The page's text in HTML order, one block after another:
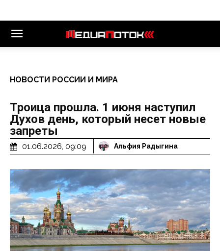
НОВОСТИ РОССИИ И МИРА
Троица прошла. 1 июня наступил
Духов день, который несет новые
запреты
01.06.2026, 09:09 Альфия Радыгина